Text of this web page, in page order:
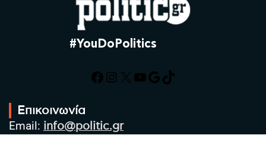
#YouDoPolitics
Facebook
Instagram
X YouTube
Google
TikTok
Επικοινωνία
Email: info@politic.gr